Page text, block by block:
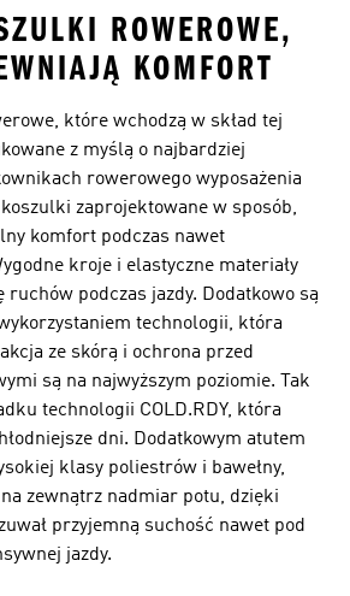
ROWEROWE,
KOMFORT
które wchodzą w skład tej
z myślą o najbardziej
rowerowego wyposażenia
zaprojektowane w sposób,
komfort podczas nawet
kroje i elastyczne materiały
podczas jazdy. Dodatkowo są
technologii, która
ze skórą i ochrona przed
są na najwyższym poziomie. Tak
technologii COLD.RDY, która
dni. Dodatkowym atutem
klasy poliestrów i bawełny,
zewnątrz nadmiar potu, dzięki
przyjemną suchość nawet pod
jazdy.